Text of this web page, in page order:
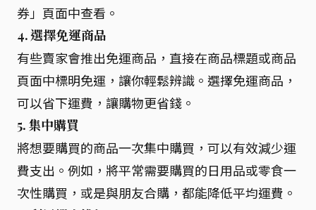
券」頁面中查看。
4. 選擇免運商品
有些賣家會推出免運商品，直接在商品標題或商品
頁面中標明免運，讓你輕鬆辨識。選擇免運商品，
可以省下運費，讓購物更省錢。
5. 集中購買
將想要購買的商品一次集中購買，可以有效減少運
費支出。例如，將平常需要購買的日用品或零食一
次性購買，或是與朋友合購，都能降低平均運費。